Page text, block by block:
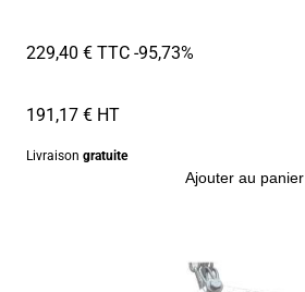
229,40 € TTC-95,73%
191,17 € HT
Livraison gratuite
Ajouter au panier